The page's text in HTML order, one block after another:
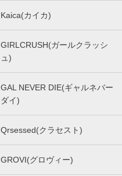
Kaica(カイカ)
GIRLCRUSH(ガールクラッシ
ュ)
GAL NEVER DIE(ギャルネバー
ダイ)
Qrsessed(クラセスト)
GROVI(グロヴィー)